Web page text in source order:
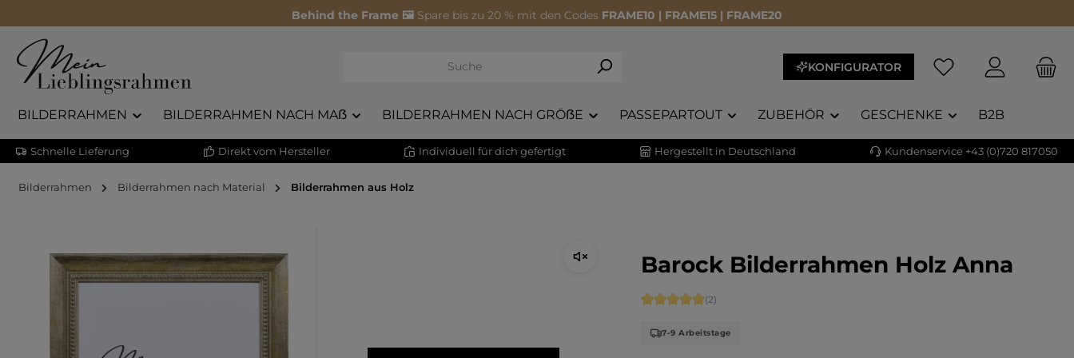
Behind the Frame 🖼️ Spare bis zu 20 % mit den Codes FRAME10 | FRAME15 | FRAME20
KONFIGURATOR
BILDERRAHMEN BILDERRAHMEN NACH MAẞ BILDERRAHMEN NACH GRÖẞE PASSEPARTOUT ZUBEHÖR GESCHENKE B2B
Schnelle Lieferung Direkt vom Hersteller Individuell für dich gefertigt Hergestellt in Deutschland Kundenservice +43 (0)720 817050
Bilderrahmen Bilderrahmen nach Material Bilderrahmen aus Holz
Barock Bilderrahmen Holz Anna
Durchschnittliche Bewertung von 5 von 5 Sternen
(2)
7-9 Arbeitstage